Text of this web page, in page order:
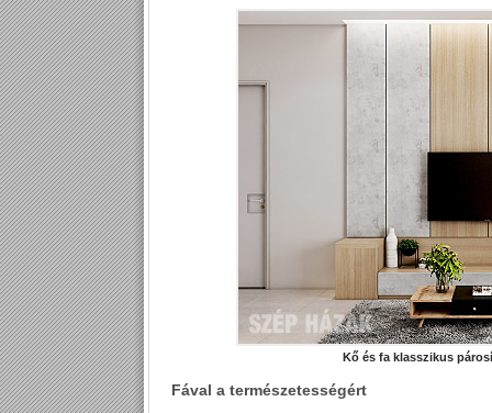
Kő és fa klasszikus
Fával a természetességért